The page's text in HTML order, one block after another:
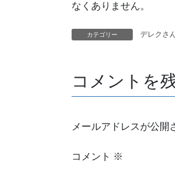
なくありません。
カテゴリー デレクさ
コメントを
メールアドレスが公開
コメント ※